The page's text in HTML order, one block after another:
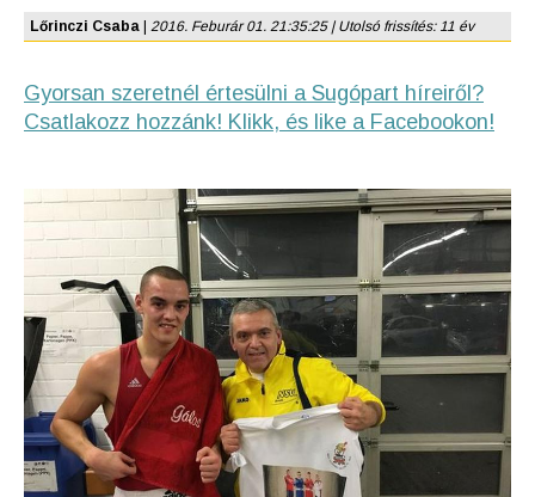
Lőrinczi Csaba 2016. Feburár 01. 21:35:25 | Utolsó frissítés: 11 év
Gyorsan szeretnél értesülni a Sugópart híreiről?
Csatlakozz hozzánk! Klikk, és like a Facebookon!